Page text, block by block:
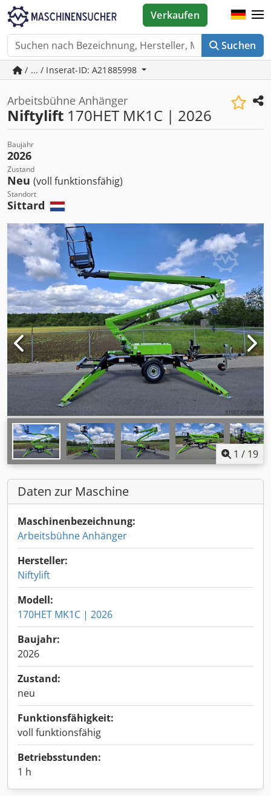
Suchen
Verkaufen
/ ... / Inserat-ID: A21885998
Arbeitsbühne Anhänger
Niftylift 170HET MK1C | 2026
Baujahr
2026
Zustand
Neu (voll funktionsfähig)
Standort
Sittard
1 / 19
Daten zur Maschine
Maschinenbezeichnung:
Arbeitsbühne Anhänger
Hersteller:
Niftylift
Modell:
170HET MK1C | 2026
Baujahr:
2026
Zustand:
neu
Funktionsfähigkeit:
voll funktionsfähig
Betriebsstunden:
1 h